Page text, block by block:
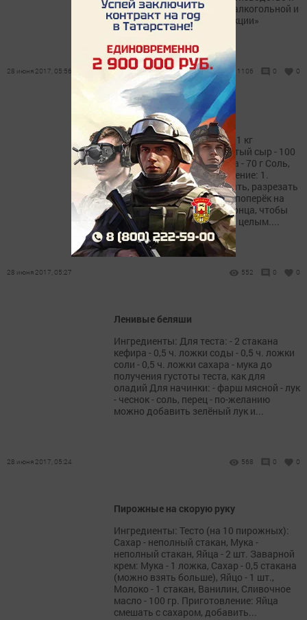
оборот этилового спирта, алкогольной и
спиртосодержащей продукции»
28 июня 2017, 05:56 1106 0 0
Картофельные ракушки
Ингредиенты: Картофель - 1 кг
Сливочное масло - 50 г Тёртый сыр - 100
г Помидор - 1-2 шт. Ветчина - 70 г Соль,
перец - по вкусу Приготовление: 1.
Картофель очистить, помыть, разрезать
пополам, затем разрезать поперёк на
тонкие ломтики, но не до конца, чтобы
картофель внешне казался целым....
28 июня 2017, 05:27 552 0 0
Ленивые беляши
Ингредиенты: Для теста: - 2 стакана
кефира - 0,5 ч. ложки соды - 0,5 ч. ложки
соли - 0,5 ч. ложки сахара - мука до
получения густоты теста, как для
оладий Для начинки: - фарш мясной - лук
- чеснок - соль, перец - по-желанию
можно добавить зелёный лук и...
28 июня 2017, 05:24 568 0 0
Пирожные на скорую руку
Ингредиенты: Тесто (на 10 пирожных):
Сахар - неполный стакан, Мука -
неполный стакан, Яйца - 2 шт. Заварной
крем: Мука - 1 ложка, Сахар - 0,5 стакана
(можно взять больше), Яйцо - 1 шт.,
Молоко - 1 стакан, Ванилин, Сливочное
масло - 100 гр. Приготовление: Яйца
смешать с сахаром, добавить...